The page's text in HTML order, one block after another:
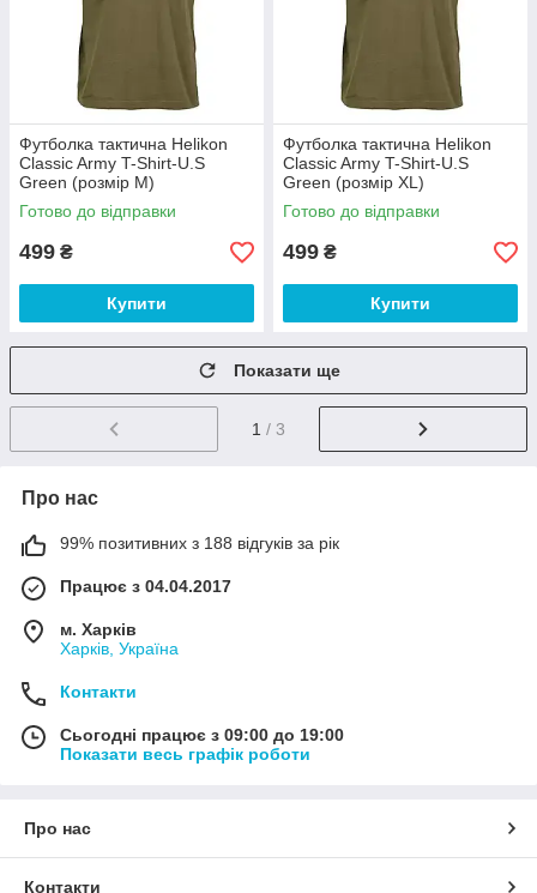
Футболка тактична Helikon
Classic Army T-Shirt-U.S
Green (розмір М)
Готово до відправки
499 ₴
Купити
Футболка тактична Helikon
Classic Army T-Shirt-U.S
Green (розмір XL)
Готово до відправки
499 ₴
Купити
Показати ще
1 / 3
Про нас
99% позитивних з 188 відгуків за рік
Працює з 04.04.2017
м. Харків
Харків, Україна
Контакти
Сьогодні працює з 09:00 до 19:00
Показати весь графік роботи
Про нас
Контакти